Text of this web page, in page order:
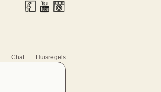
Chat Huisregels